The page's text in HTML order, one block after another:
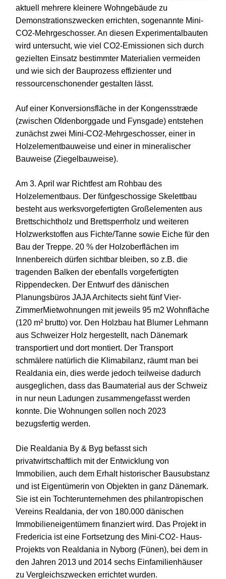
aktuell mehrere kleinere Wohngebäude zu
Demonstrationszwecken errichten, sogenannte Mini-
CO2-Mehrgeschosser. An diesen Experimentalbauten
wird untersucht, wie viel CO2-Emissionen sich durch
gezielten Einsatz bestimmter Materialien vermeiden
und wie sich der Bauprozess effizienter und
ressourcenschonender gestalten lässt.
Auf einer Konversionsfläche in der Kongensstræde
(zwischen Oldenborggade und Fynsgade) entstehen
zunächst zwei Mini-CO2-Mehrgeschosser, einer in
Holzelementbauweise und einer in mineralischer
Bauweise (Ziegelbauweise).
Am 3. April war Richtfest am Rohbau des
Holzelementbaus. Der fünfgeschossige Skelettbau
besteht aus werksvorgefertigten Großelementen aus
Brettschichtholz und Brettsperrholz und weiteren
Holzwerkstoffen aus Fichte/Tanne sowie Eiche für den
Bau der Treppe. 20 % der Holzoberflächen im
Innenbereich dürfen sichtbar bleiben, so z.B. die
tragenden Balken der ebenfalls vorgefertigten
Rippendecken. Der Entwurf des dänischen
Planungsbüros JAJA Architects sieht fünf Vier-
ZimmerMietwohnungen mit jeweils 95 m2 Wohnfläche
(120 m² brutto) vor. Den Holzbau hat Blumer Lehmann
aus Schweizer Holz hergestellt, nach Dänemark
transportiert und dort montiert. Der Transport
schmälere natürlich die Klimabilanz, räumt man bei
Realdania ein, dies werde jedoch teilweise dadurch
ausgeglichen, dass das Baumaterial aus der Schweiz
in nur neun Ladungen zusammengefasst werden
konnte. Die Wohnungen sollen noch 2023
bezugsfertig werden.
Die Realdania By & Byg befasst sich
privatwirtschaftlich mit der Entwicklung von
Immobilien, auch dem Erhalt historischer Bausubstanz
und ist Eigentümerin von Objekten in ganz Dänemark.
Sie ist ein Tochterunternehmen des philantropischen
Vereins Realdania, der von 180.000 dänischen
Immobilieneigentümern finanziert wird. Das Projekt in
Fredericia ist eine Fortsetzung des Mini-CO2- Haus-
Projekts von Realdania in Nyborg (Fünen), bei dem in
den Jahren 2013 und 2014 sechs Einfamilienhäuser
zu Vergleichszwecken errichtet wurden.